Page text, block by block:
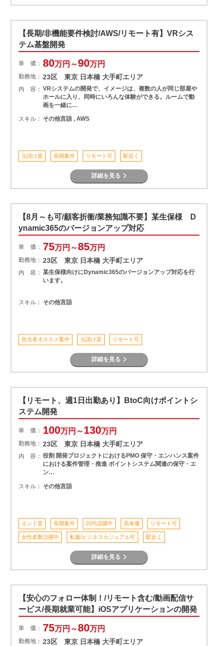
【長期/非機能要件検討/AWS/リモート有】VRシス
テム基盤開発
単 価： 80万円～90万円
勤務地： 23区 東京 日本橋 大手町エリア
内 容： VRシステムの開発で、イメージは、複数の人が同じ部屋や
ホールに入り、同時にいろんな体験ができる。ルームで動
画を一緒に…
スキル： その他言語 , AWS
元請け直 長期案件 リモート可 駅近く
詳細を見る
【8月～も可/顧客折衝/業務知識不要】某生保様 D
ynamic365のバージョンアップ対応
単 価： 75万円～85万円
勤務地： 23区 東京 日本橋 大手町エリア
内 容： 某生保様向けにDynamic365のバージョンアップ対応を行
います。
スキル： その他言語
担当者オススメ案件 元請け直 リモート可
詳細を見る
【リモート、週1日出勤あり】BtoC向けポイントシ
ステム開発
単 価： 100万円～130万円
勤務地： 23区 東京 日本橋 大手町エリア
内 容： 役割 開発プロジェクトにおけるPMO 保守・エンハンス案件
における案件管理・推進 ポイントシステム関連の保守・エ
ン…
スキル： その他言語
エンド直 長期案件 20代活躍中 高単価 リモート可
女性多数活躍中 私服/ビジネスカジュアル可 駅近く
詳細を見る
【安心のフォロー体制！/リモート含む/動画配信サ
ービス/長期就業可能】iOSアプリケーションの開発
単 価： 75万円～80万円
勤務地： 23区 東京 日本橋 大手町エリア